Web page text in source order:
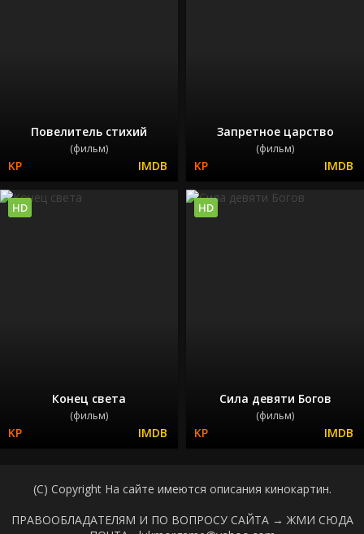
Повелитель стихий
(фильм)
Запретное царство
(фильм)
Конец света
(фильм)
HD
Сила девяти Богов
(фильм)
HD
(C) Copyright На сайте имеются описания кинокартин.
ПРАВООБЛАДАТЕЛЯМ И ПО ВОПРОСУ САЙТА → ЖМИ СЮДА